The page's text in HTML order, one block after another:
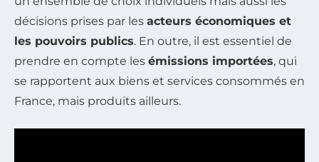
décisions prises par les acteurs économiques et
les pouvoirs publics. En outre, il est essentiel de
prendre en compte les émissions importées, qui
se rapportent aux biens et services consommés en
France, mais produits ailleurs.